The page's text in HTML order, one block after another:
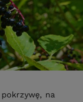
na